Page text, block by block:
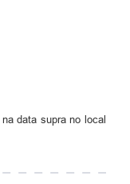
data supra no local